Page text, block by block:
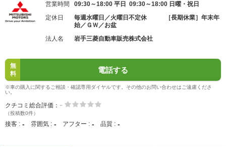
営業時間
09:30～18:00 平日 09:30～18:00 日曜・祝日
定休日
毎週水曜日／火曜日不定休 ［長期休業］年末年
始／ＧＷ／お盆
法人名
岩手三菱自動車販売株式会社
無
料
電話する
※車の購入に関するご相談・確認専用ダイヤルです。その他のお問い合わせはご遠慮くださ
い。
クチコミ総合評価： -
（投稿数0件）
接客 : - 雰囲気 : - アフター : - 品質 : -